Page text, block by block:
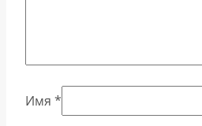
Имя *